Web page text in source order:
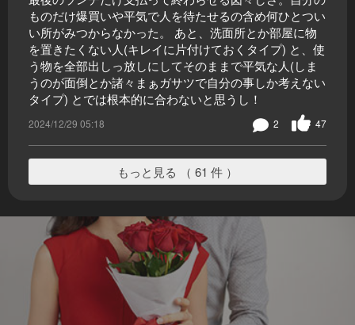
ものだけ爆買いや平気で人を待たせるの含め何ひとつい
い所がみつからなかった。 あと、洗面所とか部屋に物
を置きたくない人(キレイに片付けておくタイプ) と、使
う物を全部出しっ放しにしてそのままで平気な人(しま
うのが面倒とか諸々まぁガサツで自分の事しか考えない
タイプ) とでは根本的に合わないと思うし！
2024/12/29 05:18 47
2
もっと見る （ 61 件 ）